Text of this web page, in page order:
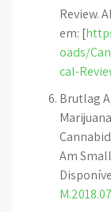
Review.
em: [
oads/
cal-
Brutlag
Am